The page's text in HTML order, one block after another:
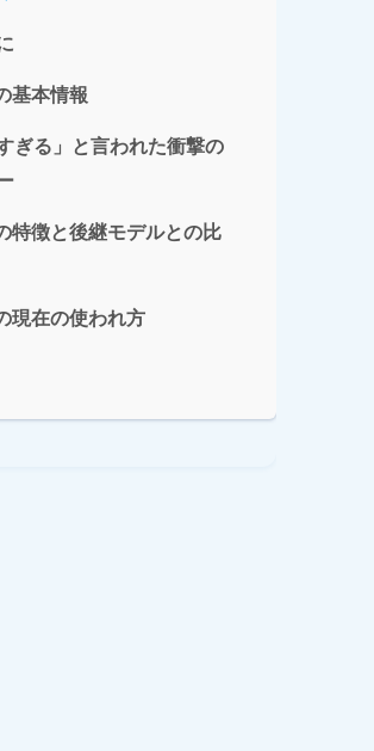
基本情報
ぎる」と言われた衝撃の
特徴と後継モデルとの比
現在の使われ方